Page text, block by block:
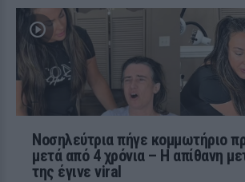
Νοσηλεύτρια πήγε κομμωτήριο
μετά από 4 χρόνια – Η απίθανη
της έγινε viral